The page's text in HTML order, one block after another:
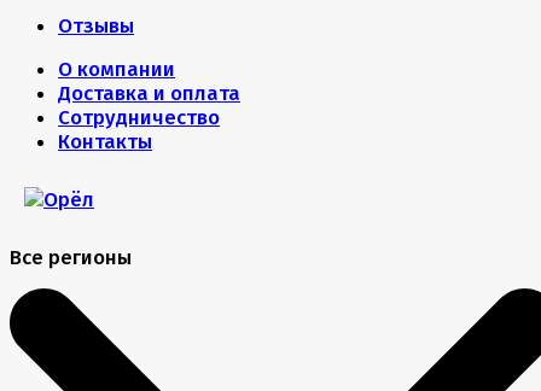
Отзывы
О компании
Доставка и оплата
Сотрудничество
Контакты
Все регионы